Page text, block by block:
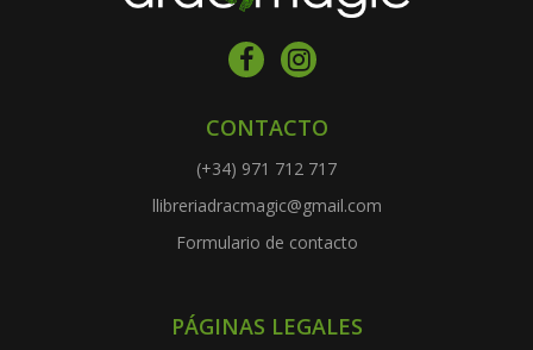
CONTACTO
(+34) 971 712 717
llibreriadracmagic@gmail.com
Formulario de contacto
PÁGINAS LEGALES